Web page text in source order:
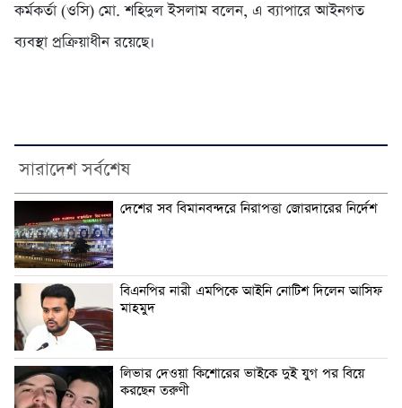
কর্মকর্তা (ওসি) মো. শহিদুল ইসলাম বলেন, এ ব্যাপারে আইনগত
ব্যবস্থা প্রক্রিয়াধীন রয়েছে।
সারাদেশ সর্বশেষ
দেশের সব বিমানবন্দরে নিরাপত্তা জোরদারের নির্দেশ
বিএনপির নারী এমপিকে আইনি নোটিশ দিলেন আসিফ
মাহমুদ
লিভার দেওয়া কিশোরের ভাইকে দুই যুগ পর বিয়ে
করছেন তরুণী